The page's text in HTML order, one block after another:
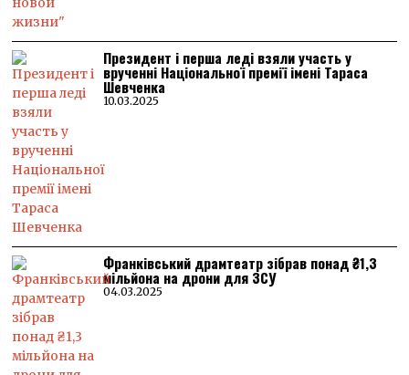
Президент і перша леді взяли участь у
врученні Національної премії імені Тараса
Шевченка
10.03.2025
Франківський драмтеатр зібрав понад ₴1,3
мільйона на дрони для ЗСУ
04.03.2025